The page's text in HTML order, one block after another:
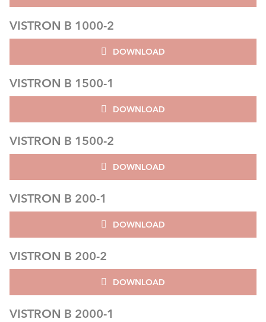
VISTRON B 1000-2
DOWNLOAD
VISTRON B 1500-1
DOWNLOAD
VISTRON B 1500-2
DOWNLOAD
VISTRON B 200-1
DOWNLOAD
VISTRON B 200-2
DOWNLOAD
VISTRON B 2000-1